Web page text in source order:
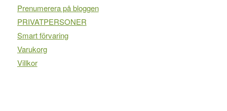
Prenumerera på bloggen
PRIVATPERSONER
Smart förvaring
Varukorg
Villkor